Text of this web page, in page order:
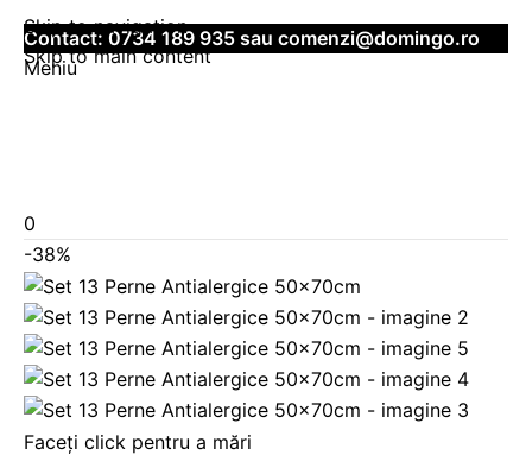
Skip to navigation
Skip to main content
Contact: 0734 189 935 sau comenzi@domingo.ro
Meniu
0
-38%
Faceți click pentru a mări